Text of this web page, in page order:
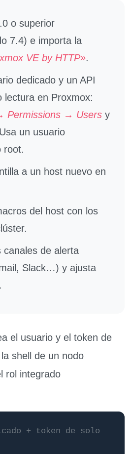
o superior
7.4) e importa la
VE by HTTP».
dedicado y un API
lectura en Proxmox:
Permissions → Users y
un usuario
root.
a un host nuevo en
del host con los
canales de alerta
Slack…) y ajusta
el usuario y el token de
shell de un nodo
rol integrado
+ token de solo